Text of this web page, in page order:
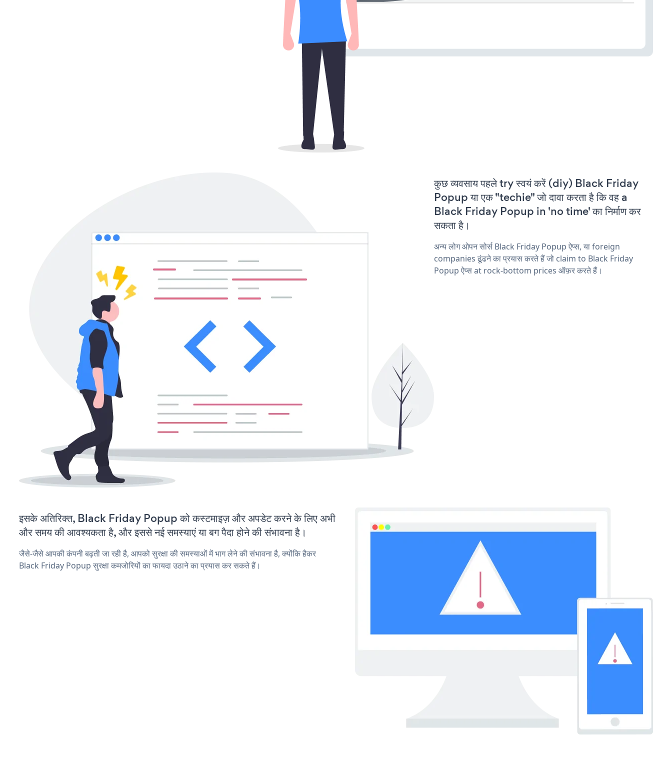
कुछ व्यवसाय पहले try स्वयं करें (diy) Black Friday
Popup या एक "techie" जो दावा करता है कि वह a
Black Friday Popup in 'no time' का निर्माण कर
सकता है।
अन्य लोग ओपन सोर्स Black Friday Popup ऐप्स, या foreign
companies ढूंढने का प्रयास करते हैं जो claim to Black Friday
Popup ऐप्स at rock-bottom prices ऑफ़र करते हैं।
इसके अतिरिक्त, Black Friday Popup को कस्टमाइज़ और अपडेट करने के लिए अभी
और समय की आवश्यकता है, और इससे नई समस्याएं या बग पैदा होने की संभावना है।
जैसे-जैसे आपकी कंपनी बढ़ती जा रही है, आपको सुरक्षा की समस्याओं में भाग लेने की संभावना है, क्योंकि हैकर
Black Friday Popup सुरक्षा कमजोरियों का फायदा उठाने का प्रयास कर सकते हैं।